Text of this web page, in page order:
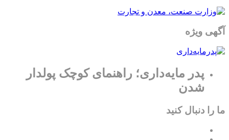
آگهی ویژه
پدر مایه‌داری؛ راهنمای کوچک پولدار
شدن
ما را دنبال کنید